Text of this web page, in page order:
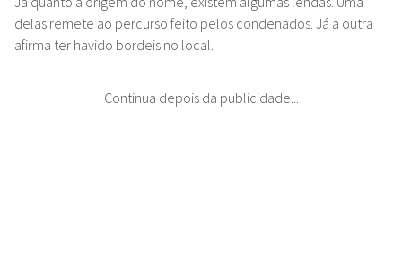
delas remete ao percurso feito pelos condenados. Já a outra
afirma ter havido bordeis no local.
Continua depois da publicidade...